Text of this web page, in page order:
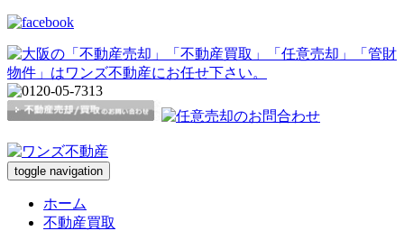
toggle navigation
ホーム
不動産買取